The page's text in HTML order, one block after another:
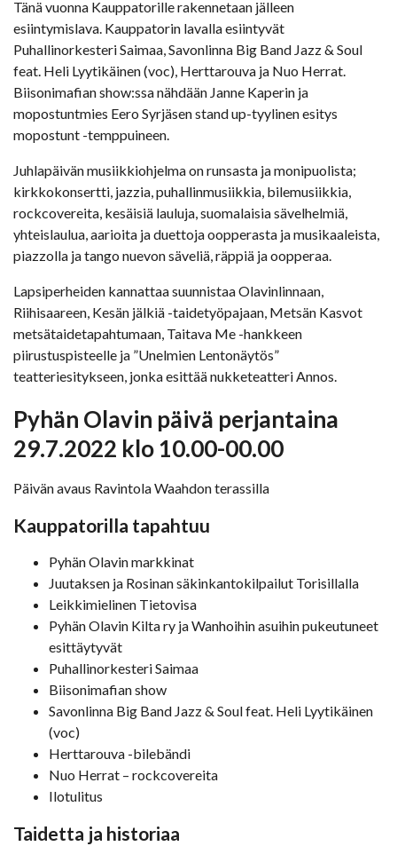
Tänä vuonna Kauppatorille rakennetaan jälleen
esiintymislava. Kauppatorin lavalla esiintyvät
Puhallinorkesteri Saimaa, Savonlinna Big Band Jazz & Soul
feat. Heli Lyytikäinen (voc), Herttarouva ja Nuo Herrat.
Biisonimafian show:ssa nähdään Janne Kaperin ja
mopostuntmies Eero Syrjäsen stand up-tyylinen esitys
mopostunt -temppuineen.
Juhlapäivän musiikkiohjelma on runsasta ja monipuolista;
kirkkokonsertti, jazzia, puhallinmusiikkia, bilemusiikkia,
rockcovereita, kesäisiä lauluja, suomalaisia sävelhelmiä,
yhteislaulua, aarioita ja duettoja oopperasta ja musikaaleista,
piazzolla ja tango nuevon säveliä, räppiä ja oopperaa.
Lapsiperheiden kannattaa suunnistaa Olavinlinnaan,
Riihisaareen, Kesän jälkiä -taidetyöpajaan, Metsän Kasvot
metsätaidetapahtumaan, Taitava Me -hankkeen
piirustuspisteelle ja ”Unelmien Lentonäytös”
teatteriesitykseen, jonka esittää nukketeatteri Annos.
Pyhän Olavin päivä perjantaina
29.7.2022 klo 10.00-00.00
Päivän avaus Ravintola Waahdon terassilla
Kauppatorilla tapahtuu
Pyhän Olavin markkinat
Juutaksen ja Rosinan säkinkantokilpailut Torisillalla
Leikkimielinen Tietovisa
Pyhän Olavin Kilta ry ja Wanhoihin asuihin pukeutuneet
esittäytyvät
Puhallinorkesteri Saimaa
Biisonimafian show
Savonlinna Big Band Jazz & Soul feat. Heli Lyytikäinen
(voc)
Herttarouva -bilebändi
Nuo Herrat – rockcovereita
Ilotulitus
Taidetta ja historiaa